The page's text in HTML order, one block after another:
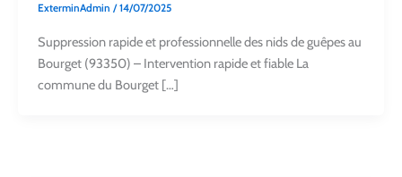
ExterminAdmin /14/07/2025
Suppression rapide et professionnelle des nids de guêpes au
Bourget (93350) – Intervention rapide et fiable La
commune du Bourget […]